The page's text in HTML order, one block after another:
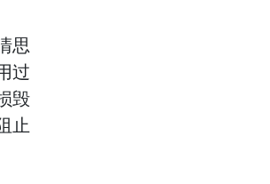
思
过
毁
止